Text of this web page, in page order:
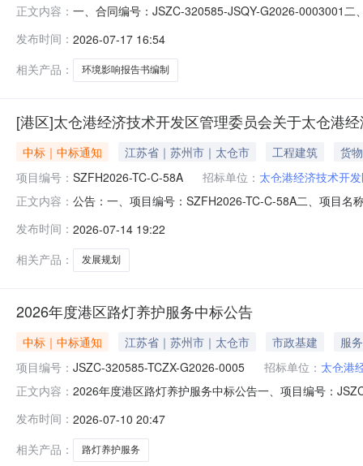
正文内容： 一、合同编号：JSZC-320585-JSQY-G2026-0003001
技术开发区管理委员会地址：江苏省太仓市浮桥镇滨江
发布时间： 2026-07-17 16:54
相关产品：
环境影响报告书编制
[港区]太仓港经济技术开发区管理委员会关于太仓港
中标｜中标通知 江苏省｜苏州市｜太仓市 工程建筑
货物
项目编号： SZFH2026-TC-C-58A 招标单位： 太仓港经济技术开
正文内容： 公告：一、项目编号：SZFH2026-TC-C-58A二、项目名
标的信息项目名称：太仓港经济技术开发区（含太仓港
限：
发布时间： 2026-07-14 19:22
相关产品：
发展规划
2026年度港区路灯养护服务中标公告
中标｜中标通知 江苏省｜苏州市｜太仓市 市政基建
服务
项目编号： JSZC-320585-TCZX-G2026-0005 招标单位： 太仓港
正文内容： 2026年度港区路灯养护服务中标公告一、项目编号：
801100（均分制）1560000元四、主要标的信息服务类
发布时间： 2026-07-10 20:47
相关产品：
路灯养护服务